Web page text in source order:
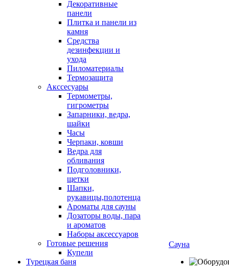
Декоративные
панели
Плитка и панели из
камня
Средства
дезинфекции и
ухода
Пиломатериалы
Термозащита
Аксcесуары
Термометры,
гигрометры
Запарники, ведра,
шайки
Часы
Черпаки, ковши
Ведра для
обливания
Подголовники,
щетки
Шапки,
рукавицы,полотенца
Ароматы для сауны
Дозаторы воды, пара
и ароматов
Наборы аксессуаров
Готовые решения
Купели
Турецкая баня
Сауна